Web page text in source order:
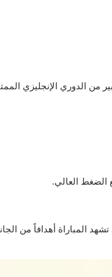
من الدوري الإنجليزي
الضغط العالي.
المباراة أهدافاً من